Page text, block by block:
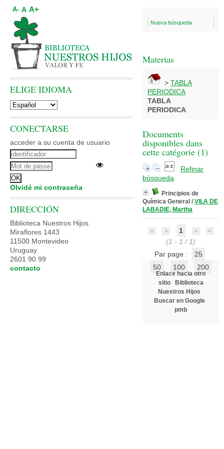
Nueva búsqueda
Materias
> TABLA
PERIODICA
TABLA
PERIODICA
Documents
disponibles dans
cette catégorie (1)
Refinar
búsqueda
Principios de
Química General / VILA DE
LABADIE, Martha
1
(1 - 1 / 1)
Par page :
25
50
100 200
Enlace hacia otro
sitio
Biblioteca
Nuestros Hijos
Buscar en Google
pmb
A- A A+
ELIGE IDIOMA
CONECTARSE
acceder a su cuenta de usuario
Olvidé mi contraseña
DIRECCIÓN
Biblioteca Nuestros Hijos
Miraflores 1443
11500 Montevideo
Uruguay
2601 90 99
contacto